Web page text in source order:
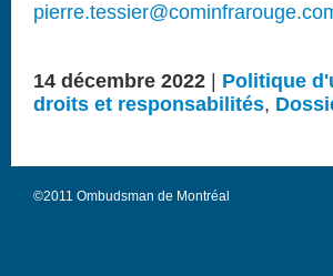
14 décembre 2022 Politique
droits et responsabilités,
©2011 Ombudsman de Montréal